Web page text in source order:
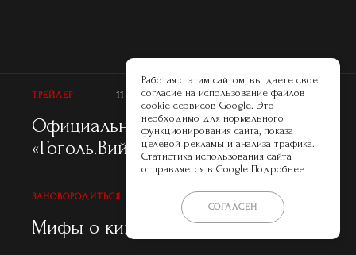
ТРЕЙЛЕР 11 ЯНВАРЯ 2018
Официальный трейлер
«Гоголь.Вий»
ЗАНОВОРОДИТЬСЯ 11 ЯНВАРЯ 2018
Мифы о кино на Peopletalk.ru
Работая с этим сайтом, вы даете свое
согласие на использование файлов
cookie сервисов Google. Это
необходимо для нормального
функционирования сайта, показа
целевой рекламы и анализа трафика.
Статистика использования сайта
отправляется в Google Подробнее
СОГЛАСЕН